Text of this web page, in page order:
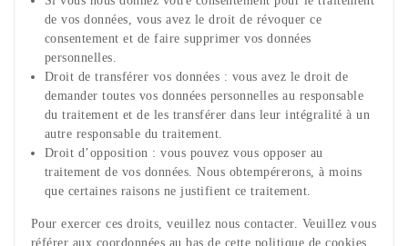
de vos données, vous avez le droit de révoquer ce
consentement et de faire supprimer vos données
personnelles.
Droit de transférer vos données : vous avez le droit de
demander toutes vos données personnelles au responsable
du traitement et de les transférer dans leur intégralité à un
autre responsable du traitement.
Droit d’opposition : vous pouvez vous opposer au
traitement de vos données. Nous obtempérerons, à moins
que certaines raisons ne justifient ce traitement.
Pour exercer ces droits, veuillez nous contacter. Veuillez vous
référer aux coordonnées au bas de cette politique de cookies.